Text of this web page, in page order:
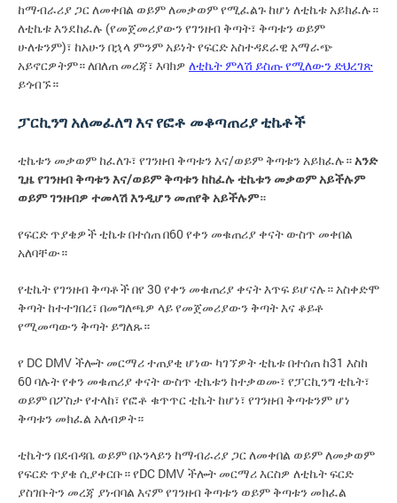
ከማብራሪያ ጋር ለመቀበል ወይም ለመቃወም የሚፈልጉ ከሆነ ለቲኬቱ አይክፈሉ።
ለቲኬቱ እንደከፈሉ (የመጀመሪያውን የገንዘብ ቅጣት፣ ቅጣቱን ወይም
ሁለቱንም)፣ ከአሁን በኋላ ምንም አይነት የፍርድ አስተዳደራዊ አማራጭ
አይኖርዎትም። ለበለጠ መረጃ፣ እባክዎ ለቲኬት ምላሽ ይስጡ የሚለውን ድህረገጽ
ይጎብኙ።
ፓርኪንግ አለመፈለግ እና የፎቶ መቆጣጠሪያ ቲኬቶች
ቲኬቱን መቃወም ከፈለጉ፣ የገንዘብ ቅጣቱን እና/ወይም ቅጣቱን አይክፈሉ።አንድ
ጊዜ የገንዘብ ቅጣቱን እና/ወይም ቅጣቱን ከከፈሉ ቲኬቱን መቃወም አይችሉም
ወይም ገንዘብዎ ተመላሽ እንዲሆን መጠየቅ አይችሉም።
የፍርድ ጥያቄዎች ቲኬቱ በተሰጠ በ60 የቀን መቁጠሪያ ቀናት ውስጥ መቀበል
አለባቸው።
የቲኬት የገንዘብ ቅጣቶች በየ 30 የቀን መቁጠሪያ ቀናት እጥፍ ይሆናሉ። አስቀድሞ
ቅጣት ከተተገበረ፣ በመግለጫዎ ላይ የመጀመሪያውን ቅጣት እና ቆይቶ
የሚመጣውን ቅጣት ይግለጹ።
የ DC DMV ችሎት መርማሪ ተጠያቂ ሆነው ካገኘዎት ቲኬቱ በተሰጠ ከ31 እስከ
60 ባሉት የቀን መቁጠሪያ ቀናት ውስጥ ቲኬቱን ከተቃወሙ፣ የፓርኪንግ ቲኬት፣
ወይም በፖስታ የተላከ፣ የፎቶ ቁጥጥር ቲኬት ከሆነ፣ የገንዘብ ቅጣቱንም ሆነ
ቅጣቱን መክፈል አለብዎት።
ቲኬትን በደብዳቤ ወይም በኦንላይን ከማብራሪያ ጋር ለመቀበል ወይም ለመቃወም
የፍርድ ጥያቄ ሲያቀርቡ። የDC DMV ችሎት መርማሪ እርስዎ ለቲኬት ፍርድ
ያስገቡትን መረጃ ያነብባል እናም የገንዘብ ቅጣቱን ወይም ቅጣቱን መክፈል